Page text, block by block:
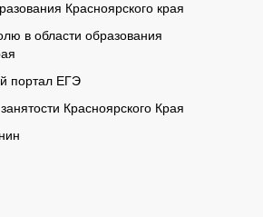
Красноярского края
в области образования
портал ЕГЭ
Красноярского Края